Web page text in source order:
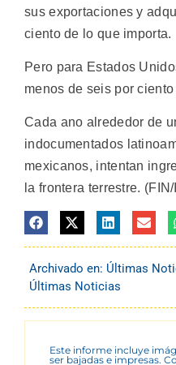
sus exportaciones y
ciento de lo que importa.
Pero para Estados
menos de seis por
Cada ano alrededor de
indocumentados
mexicanos, intentan
la frontera terrestre.
Archivado en: Últimas
Últimas Noticias
Este informe incluye
ser bajadas e impresas.